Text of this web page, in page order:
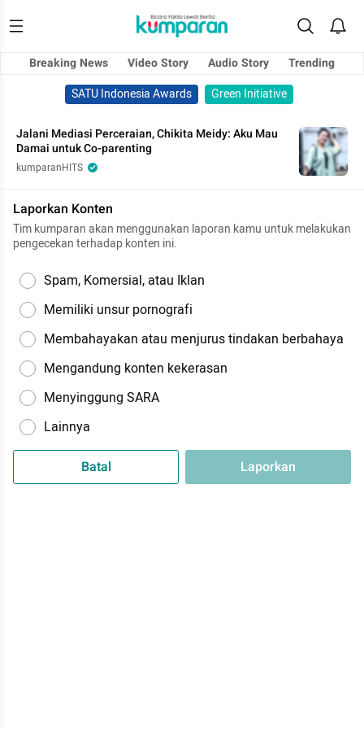
Breaking News Video Story Audio Story
Trending
SATU Indonesia Awards
Green Initiative
Jalani Mediasi Perceraian, Chikita Meidy: Aku Mau
Damai untuk Co-parenting
kumparanHITS
Laporkan Konten
Tim kumparan akan menggunakan laporan kamu untuk melakukan
pengecekan terhadap konten ini.
Spam, Komersial, atau Iklan
Memiliki unsur pornografi
Membahayakan atau menjurus tindakan berbahaya
Mengandung konten kekerasan
Menyinggung SARA
Lainnya
Batal Laporkan